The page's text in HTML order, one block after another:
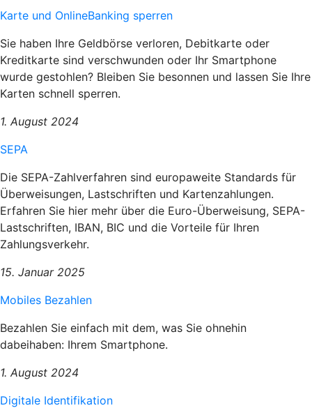
Karte und OnlineBanking sperren
Sie haben Ihre Geldbörse verloren, Debitkarte oder
Kreditkarte sind verschwunden oder Ihr Smartphone
wurde gestohlen? Bleiben Sie besonnen und lassen Sie Ihre
Karten schnell sperren.
1. August 2024
SEPA
Die SEPA-Zahlverfahren sind europaweite Standards für
Überweisungen, Lastschriften und Kartenzahlungen.
Erfahren Sie hier mehr über die Euro-Überweisung, SEPA-
Lastschriften, IBAN, BIC und die Vorteile für Ihren
Zahlungsverkehr.
15. Januar 2025
Mobiles Bezahlen
Bezahlen Sie einfach mit dem, was Sie ohnehin
dabeihaben: Ihrem Smartphone.
1. August 2024
Digitale Identifikation